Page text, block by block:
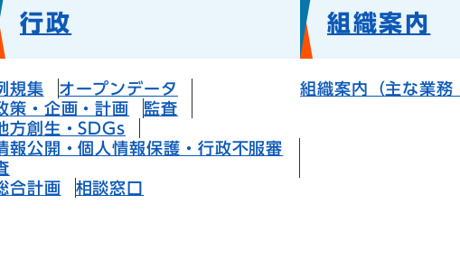
行政
規集
オープンデータ
策・企画・計画
監査
方創生・SDGs
報公開・個人情報保護・行政不服審
合計画
相談窓口
組織案内
組織案内（主な業務